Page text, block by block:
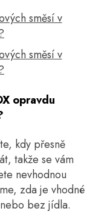
opravdu
kdy přesně
takže se vám
nevhodnou
zda je vhodné
bez jídla.